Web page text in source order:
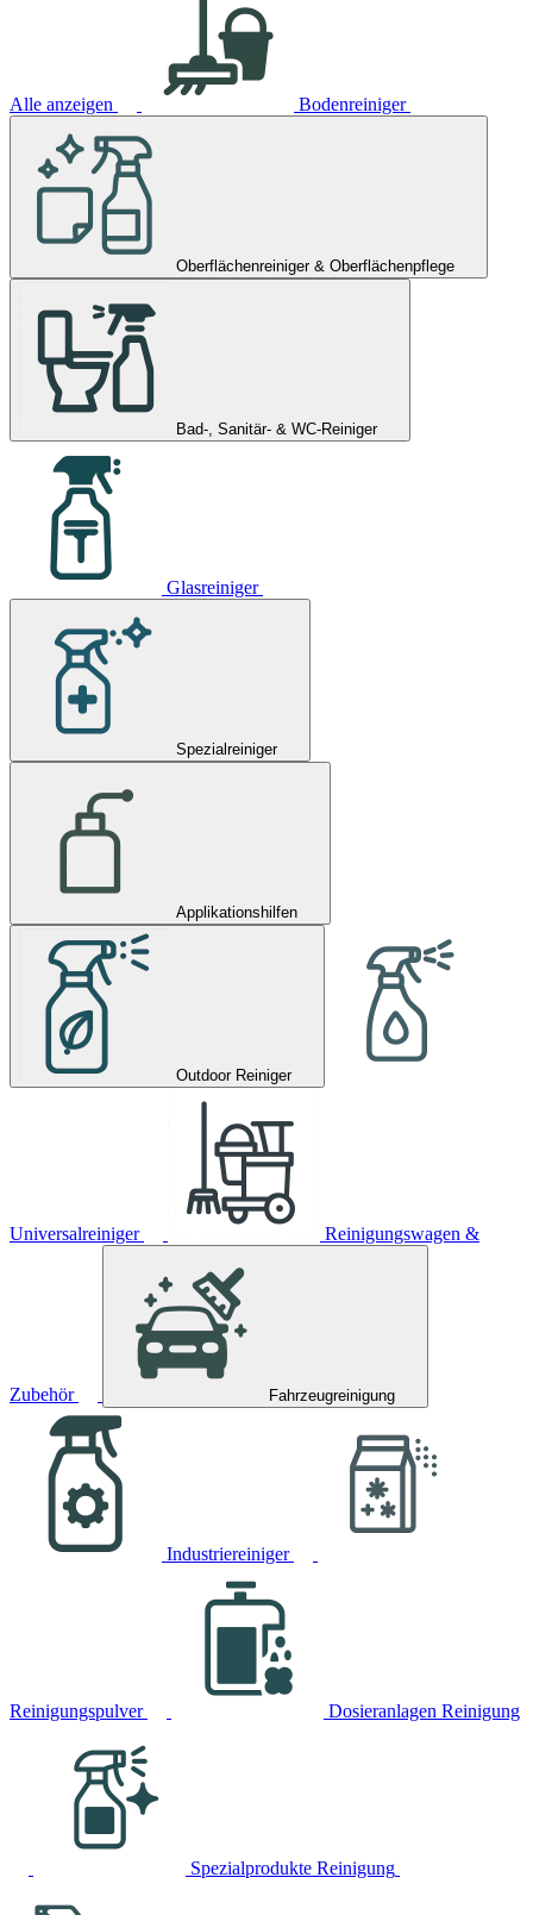
Alle anzeigen Bodenreiniger
Oberflächenreiniger & Oberflächenpflege
Bad-, Sanitär- & WC-Reiniger
Glasreiniger
Spezialreiniger
Applikationshilfen
Outdoor Reiniger
Universalreiniger Reinigungswagen &
Zubehör Fahrzeugreinigung
Industriereiniger
Reinigungspulver Dosieranlagen Reinigung
Spezialprodukte Reinigung